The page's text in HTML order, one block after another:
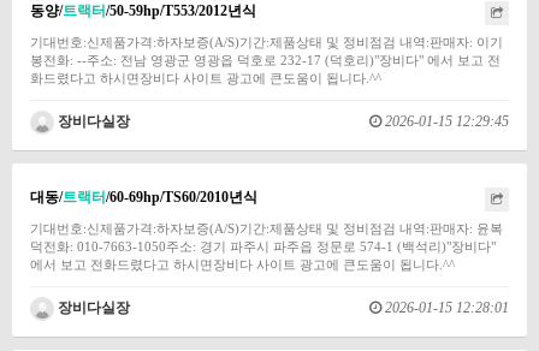
동양/트랙터/50-59hp/T553/2012년식
기대번호:신제품가격:하자보증(A/S)기간:제품상태 및 정비점검 내역:판매자: 이기
봉전화: --주소: 전남 영광군 영광읍 덕호로 232-17 (덕호리)"장비다" 에서 보고 전
화드렸다고 하시면장비다 사이트 광고에 큰도움이 됩니다.^^
장비다실장 2026-01-15 12:29:45
대동/트랙터/60-69hp/TS60/2010년식
기대번호:신제품가격:하자보증(A/S)기간:제품상태 및 정비점검 내역:판매자: 윤복
덕전화: 010-7663-1050주소: 경기 파주시 파주읍 정문로 574-1 (백석리)"장비다"
에서 보고 전화드렸다고 하시면장비다 사이트 광고에 큰도움이 됩니다.^^
장비다실장 2026-01-15 12:28:01